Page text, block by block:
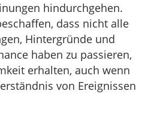
hindurchgehen.
dass nicht alle
Hintergründe und
haben zu passieren,
erhalten, auch wenn
von Ereignissen